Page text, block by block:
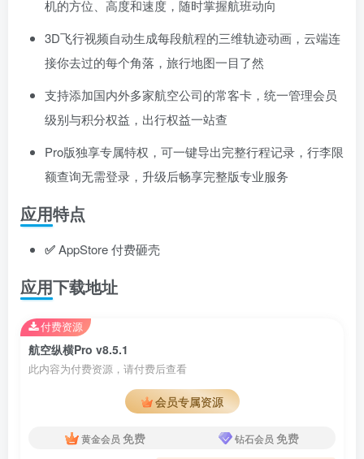
机的方位、高度和速度，随时掌握航班动向
3D飞行视频自动生成每段航程的三维轨迹动画，云端连
接你去过的每个角落，旅行地图一目了然
支持添加国内外多家航空公司的常客卡，统一管理会员
级别与积分权益，出行权益一站查
Pro版独享专属特权，可一键导出完整行程记录，行李限
额查询无需登录，升级后畅享完整版专业服务
应用特点
✅AppStore 付费砸壳
应用下载地址
航空纵横Pro v8.5.1
此内容为付费资源，请付费后查看
会员专属资源
黄金会员 免费 钻石会员 免费
付费资源